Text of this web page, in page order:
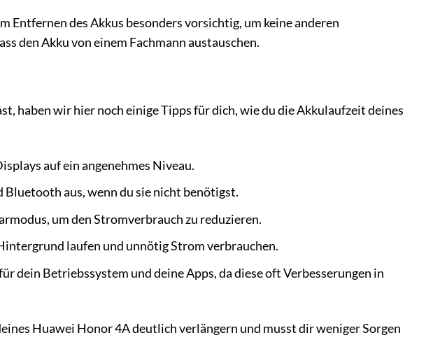
Entfernen des Akkus besonders vorsichtig, um keine anderen
den Akku von einem Fachmann austauschen.
haben wir hier noch einige Tipps für dich, wie du die Akkulaufzeit deines
auf ein angenehmes Niveau.
Bluetooth aus, wenn du sie nicht benötigst.
um den Stromverbrauch zu reduzieren.
laufen und unnötig Strom verbrauchen.
dein Betriebssystem und deine Apps, da diese oft Verbesserungen in
Huawei Honor 4A deutlich verlängern und musst dir weniger Sorgen